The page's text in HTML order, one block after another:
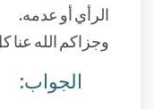
الرأي أو عدمه.
وجزاكم الله عنا
الجواب: